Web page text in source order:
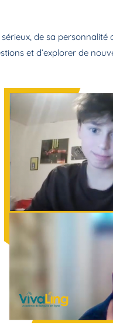
sérieux, de sa
et d’explorer de